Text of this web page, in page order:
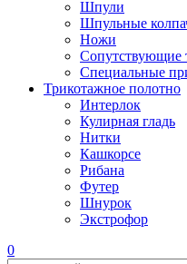
Шпули
Шпульные
Ножи
Сопутствующие
Специальные
Трикотажное полотно
Интерлок
Кулирная гладь
Нитки
Кашкорсе
Рибана
Футер
Шнурок
Экстрофор
0